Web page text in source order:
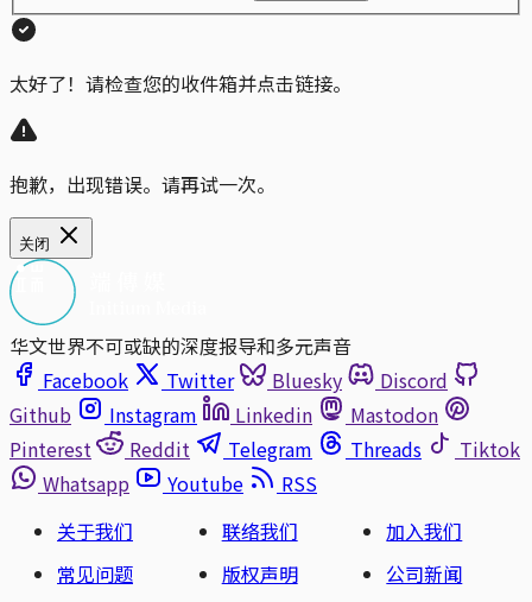
太好了！请检查您的收件箱并点击链接。
抱歉，出现错误。请再试一次。
关闭
华文世界不可或缺的深度报导和多元声音
Facebook
Twitter Bluesky
Discord
Github
Instagram Linkedin
Mastodon
Pinterest
Reddit Telegram Threads
Tiktok
Whatsapp
Youtube
RSS
关于我们
联络我们
加入我们
常见问题
版权声明
公司新闻